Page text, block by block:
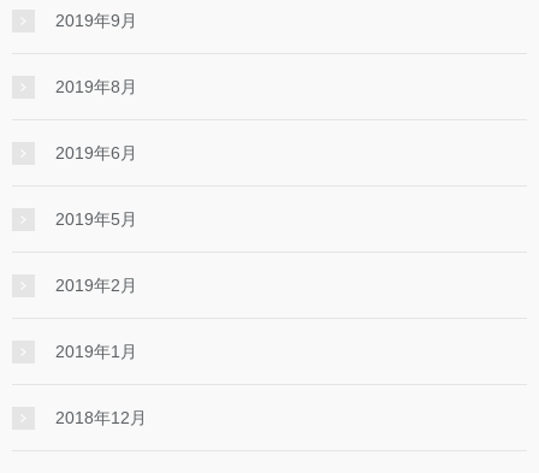
2019年9月
2019年8月
2019年6月
2019年5月
2019年2月
2019年1月
2018年12月